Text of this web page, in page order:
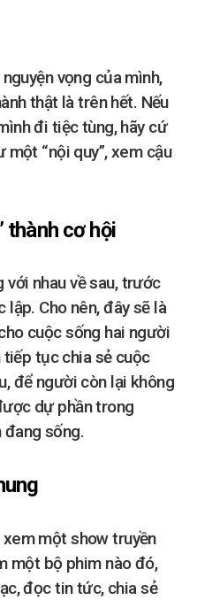
vọng của mình,
thật là trên hết. Nếu
đi tiệc tùng, hãy cứ
một “nội quy”, xem cậu
thành cơ hội
với nhau về sau, trước
lập. Cho nên, đây sẽ là
cuộc sống hai người
tiếp tục chia sẻ cuộc
để người còn lại không
dự phần trong
đang sống.
xem một show truyền
một bộ phim nào đó,
đọc tin tức, chia sẻ